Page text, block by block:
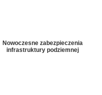
Nowoczesne zabezpieczenia
infrastruktury podziemnej